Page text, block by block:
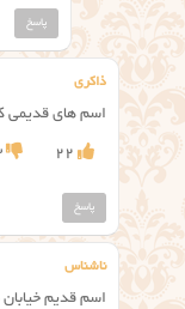
پاسخ
ذاکری
اسم های قدیمی
22
پاسخ
ناشناس
اسم قدیم خیابان